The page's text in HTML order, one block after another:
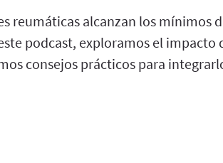
reumáticas alcanzan los mínimos
podcast, exploramos el impacto
consejos prácticos para